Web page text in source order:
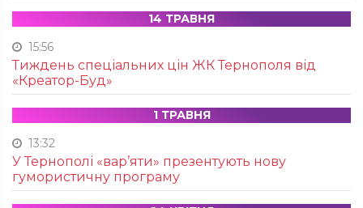
14 ТРАВНЯ
15:56
Тиждень спеціальних цін ЖК Тернополя від
«Креатор-Буд»
1 ТРАВНЯ
13:32
У Тернополі «вар’яти» презентують нову
гумористичну програму